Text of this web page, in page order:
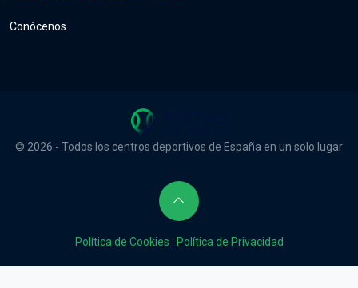
Conócenos
© 2026 - Todos los centros deportivos de España en un solo lugar
Política de Cookies Política de Privacidad